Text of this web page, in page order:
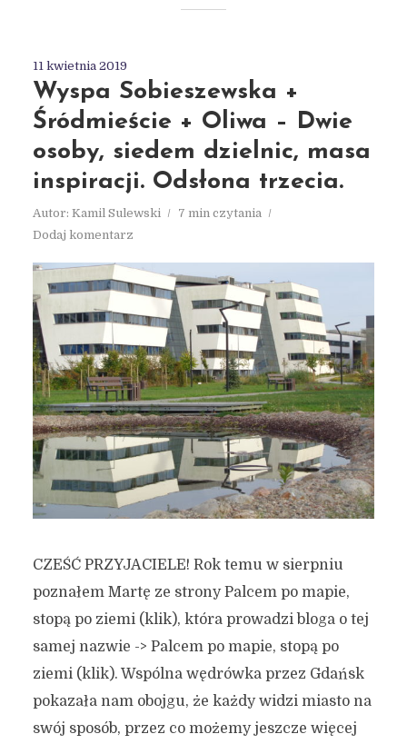
11 kwietnia 2019
Wyspa Sobieszewska +
Śródmieście + Oliwa – Dwie
osoby, siedem dzielnic, masa
inspiracji. Odsłona trzecia.
Autor: Kamil Sulewski
7 min czytania
Dodaj komentarz
CZEŚĆ PRZYJACIELE! Rok temu w sierpniu
poznałem Martę ze strony Palcem po mapie,
stopą po ziemi (klik), która prowadzi bloga o tej
samej nazwie -> Palcem po mapie, stopą po
ziemi (klik). Wspólna wędrówka przez Gdańsk
pokazała nam obojgu, że każdy widzi miasto na
swój sposób, przez co możemy jeszcze więcej